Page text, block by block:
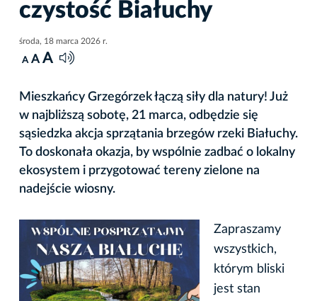
czystość Białuchy
środa, 18 marca 2026 r.
A A A
Mieszkańcy Grzegórzek łączą siły dla natury! Już
w najbliższą sobotę, 21 marca, odbędzie się
sąsiedzka akcja sprzątania brzegów rzeki Białuchy.
To doskonała okazja, by wspólnie zadbać o lokalny
ekosystem i przygotować tereny zielone na
nadejście wiosny.
Zapraszamy
wszystkich,
którym bliski
jest stan